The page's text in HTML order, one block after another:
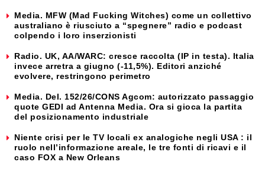
Media. MFW (Mad Fucking Witches) come un collettivo
australiano è riusciuto a “spegnere” radio e podcast
colpendo i loro inserzionisti
Radio. UK, AA/WARC: cresce raccolta (IP in testa). Italia
invece arretra a giugno (-11,5%). Editori anziché
evolvere, restringono perimetro
Media. Del. 152/26/CONS Agcom: autorizzato passaggio
quote GEDI ad Antenna Media. Ora si gioca la partita
del posizionamento industriale
Niente crisi per le TV locali ex analogiche negli USA : il
ruolo nell’informazione areale, le tre fonti di ricavi e il
caso FOX a New Orleans